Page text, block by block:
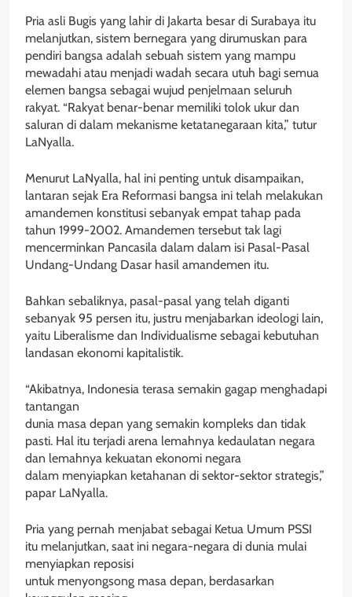
Pria asli Bugis yang lahir di Jakarta besar di Surabaya itu
melanjutkan, sistem bernegara yang dirumuskan para
pendiri bangsa adalah sebuah sistem yang mampu
mewadahi atau menjadi wadah secara utuh bagi semua
elemen bangsa sebagai wujud penjelmaan seluruh
rakyat. “Rakyat benar-benar memiliki tolok ukur dan
saluran di dalam mekanisme ketatanegaraan kita,” tutur
LaNyalla.
Menurut LaNyalla, hal ini penting untuk disampaikan,
lantaran sejak Era Reformasi bangsa ini telah melakukan
amandemen konstitusi sebanyak empat tahap pada
tahun 1999-2002. Amandemen tersebut tak lagi
mencerminkan Pancasila dalam dalam isi Pasal-Pasal
Undang-Undang Dasar hasil amandemen itu.
Bahkan sebaliknya, pasal-pasal yang telah diganti
sebanyak 95 persen itu, justru menjabarkan ideologi lain,
yaitu Liberalisme dan Individualisme sebagai kebutuhan
landasan ekonomi kapitalistik.
“Akibatnya, Indonesia terasa semakin gagap menghadapi
tantangan
dunia masa depan yang semakin kompleks dan tidak
pasti. Hal itu terjadi arena lemahnya kedaulatan negara
dan lemahnya kekuatan ekonomi negara
dalam menyiapkan ketahanan di sektor-sektor strategis,”
papar LaNyalla.
Pria yang pernah menjabat sebagai Ketua Umum PSSI
itu melanjutkan, saat ini negara-negara di dunia mulai
menyiapkan reposisi
untuk menyongsong masa depan, berdasarkan